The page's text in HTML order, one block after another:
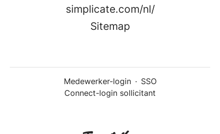
simplicate.com/nl/
Sitemap
Medewerker-login · SSO
Connect-login sollicitant